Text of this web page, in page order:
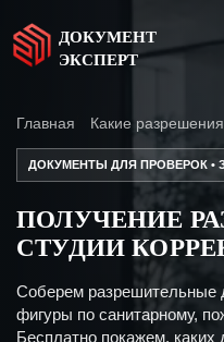
ДОКУМЕНТ
ЭКСПЕРТ
Главная Какие
ДОКУМЕНТЫ ДЛЯ ПРОВЕРОК •
ПОЛУЧЕНИЕ
СТУДИИ
Соберем разрешительные
фигуры по санитарному,
Бесплатно покажем, каких